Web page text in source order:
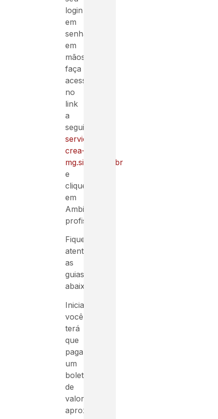
login
em
senha
em
mãos
faça
acesso
no
link
a
seguir
servicos-
crea-
mg.sitac.com.br
e
clique
em
Ambiente
profissional.
Fique
atento
as
guias
abaixo!
Inicialmente
você
terá
que
pagar
um
boleto
de
valor
aproximado